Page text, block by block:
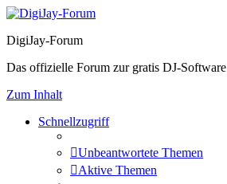
DigiJay-Forum
Das offizielle Forum zur gratis DJ-Software
Zum Inhalt
Schnellzugriff
Unbeantwortete Themen
Aktive Themen